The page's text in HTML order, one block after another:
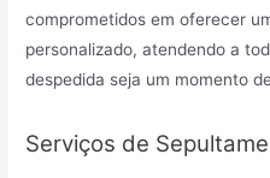
comprometidos em oferecer
personalizado, atendendo a
despedida seja um momento
Serviços de